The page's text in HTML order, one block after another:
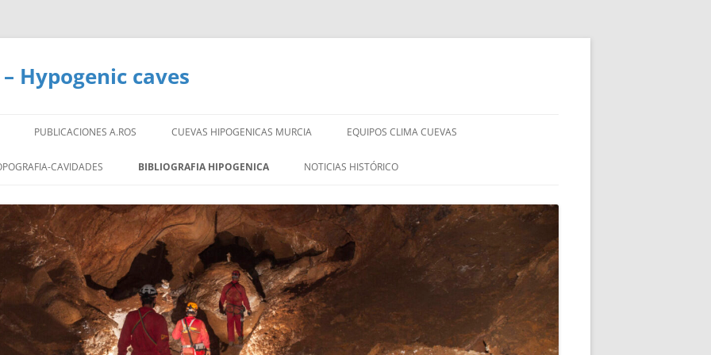
Hypogenic caves
PUBLICACIONES A.ROS CUEVAS HIPOGENICAS MURCIA EQUIPOS CLIMA CUEVAS
CAVIDADES BIBLIOGRAFIA HIPOGENICA NOTICIAS HISTÓRICO